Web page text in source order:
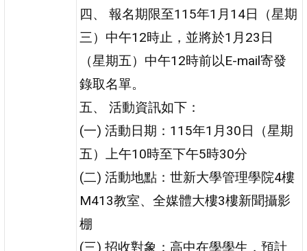
四、 報名期限至115年1月14日（星期
三）中午12時止，並將於1月23日
（星期五）中午12時前以E-mail寄發
錄取名單。
五、 活動資訊如下：
(一) 活動日期：115年1月30日（星期
五）上午10時至下午5時30分
(二) 活動地點：世新大學管理學院4樓
M413教室、全媒體大樓3樓新聞攝影
棚
(三) 招收對象：高中在學學生，預計